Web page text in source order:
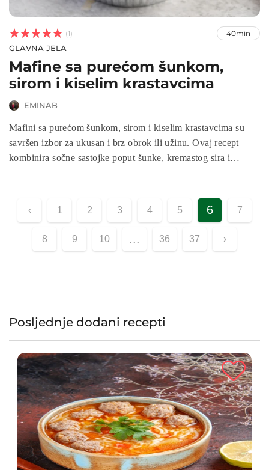


 (1) 40min
GLAVNA JELA
Mafine sa purećom šunkom,
sirom i kiselim krastavcima
EMINAB
Mafini sa purećom šunkom, sirom i kiselim krastavcima su
savršen izbor za ukusan i brz obrok ili užinu. Ovaj recept
kombinira sočne sastojke poput šunke, kremastog sira i
poslužiti za doručak, užinu ili čak kao užina na putu. Otkrijte
jednostavan način za uživanje u hranjivim i ukusnim mafina!
‹ 1 2 3 4 5 6 7
8 9 10 ... 36 37 ›
Posljednje dodani recepti